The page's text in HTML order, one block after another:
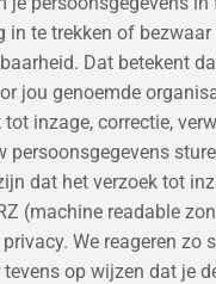
in te trekken of
Dat betekent
jou genoemde
tot inzage, correctie,
persoonsgegevens
dat het verzoek tot
(machine readable
We reageren
op wijzen dat je